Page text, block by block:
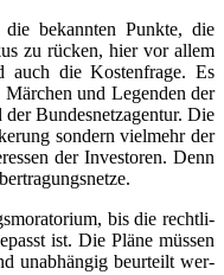
bekann­ten Punk­te, die
zu rücken, hier vor allem
auch die Kos­ten­fra­ge. Es
und Legen­den der
der Bun­des­netz­agen­tur. Die
son­dern viel­mehr der
der Inves­to­ren. Denn
bis die recht­li­
ist. Die Plä­ne müs­sen
unab­hän­gig beur­teilt wer­